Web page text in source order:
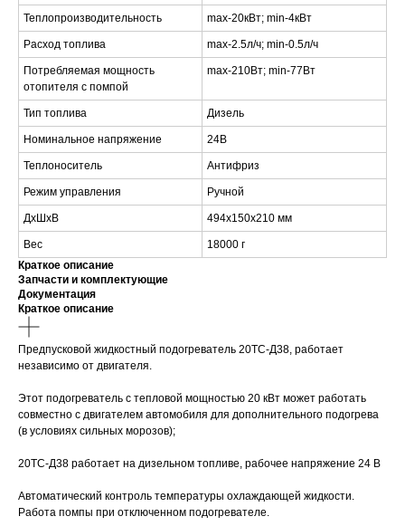
Теплопроизводительность max-20кВт; min-4кВт
Расход топлива max-2.5л/ч; min-0.5л/ч
Потребляемая мощность
отопителя с помпой
max-210Вт; min-77Вт
Тип топлива Дизель
Номинальное напряжение 24В
Теплоноситель Антифриз
Режим управления Ручной
ДxШxВ 494x150x210 мм
Вес
18000 г
Краткое описание
Запчасти и комплектующие
Документация
Краткое описание
Предпусковой жидкостный подогреватель 20TC-Д38, работает
независимо от двигателя.
Этот подогреватель с тепловой мощностью 20 кВт может работать
совместно с двигателем автомобиля для дополнительного подогрева
(в условиях сильных морозов);
20TC-Д38 работает на дизельном топливе, рабочее напряжение 24 В
Автоматический контроль температуры охлаждающей жидкости.
Работа помпы при отключенном подогревателе.